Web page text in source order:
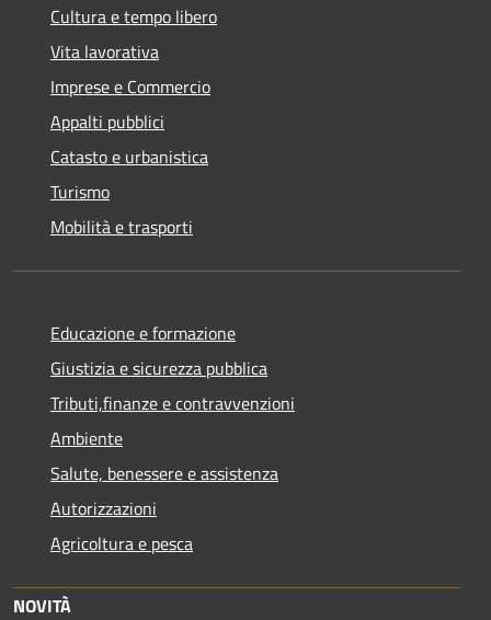
Cultura e tempo libero
Vita lavorativa
Imprese e Commercio
Appalti pubblici
Catasto e urbanistica
Turismo
Mobilità e trasporti
Educazione e formazione
Giustizia e sicurezza pubblica
Tributi,finanze e contravvenzioni
Ambiente
Salute, benessere e assistenza
Autorizzazioni
Agricoltura e pesca
NOVITÀ